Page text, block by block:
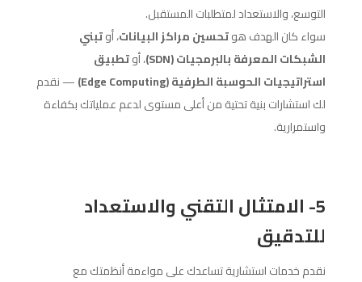
التوسع، والاستعداد لمتطلبات المستقبل.
سواء كان الهدف هوتحسين مراكز البيانات، أوتبني
الشبكات المعرفة بالبرمجيات (SDN)
، أوتطبيق
استراتيجيات الحوسبة الطرفية (Edge Computing)
— نقدم
لك استشارات بنية تحتية من أعلى مستوى لدعم عملياتك بكفاءة
واستمرارية.
5- الامتثال التقني والاستعداد
للتدقيق
نقدم خدمات استشارية تساعدك على مواءمة أنظمتك مع